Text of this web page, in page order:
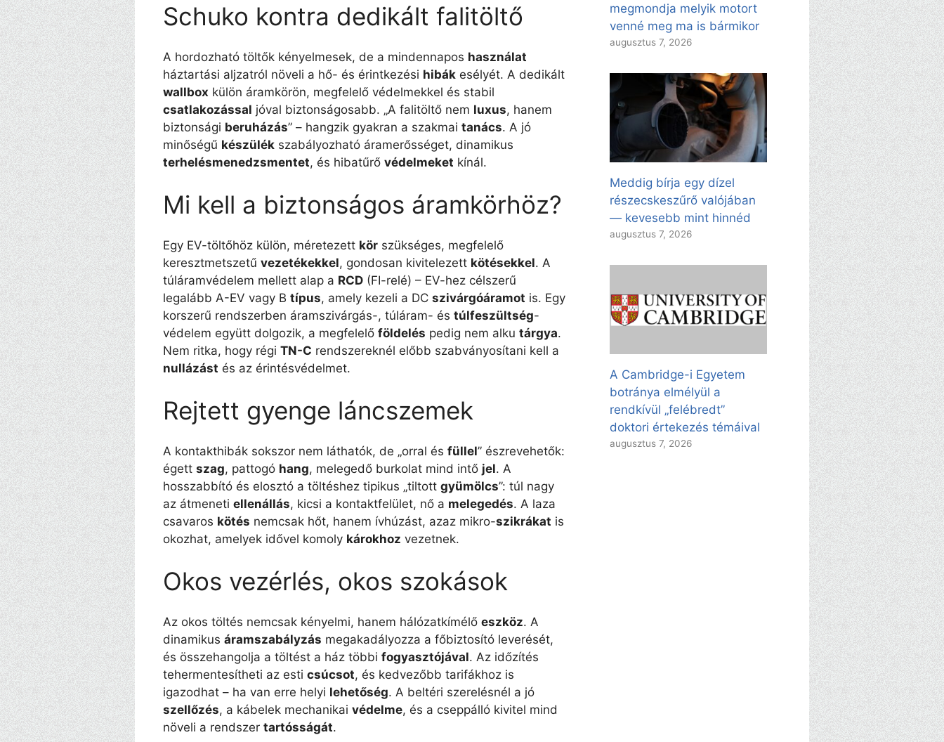
Schuko kontra dedikált falitöltő
A hordozható töltők kényelmesek, de a mindennapos használat
háztartási aljzatról növeli a hő- és érintkezési hibák esélyét. A dedikált
wallbox külön áramkörön, megfelelő védelmekkel és stabil
csatlakozással jóval biztonságosabb. „A falitöltő nem luxus, hanem
biztonsági beruházás” – hangzik gyakran a szakmai tanács. A jó
minőségű készülék szabályozható áramerősséget, dinamikus
terhelésmenedzsmentet, és hibatűrő védelmeket kínál.
Mi kell a biztonságos áramkörhöz?
Egy EV-töltőhöz külön, méretezett kör szükséges, megfelelő
keresztmetszetű vezetékekkel, gondosan kivitelezett kötésekkel. A
túláramvédelem mellett alap a RCD (FI-relé) – EV-hez célszerű
legalább A-EV vagy B típus, amely kezeli a DC szivárgóáramot is. Egy
korszerű rendszerben áramszivárgás-, túláram- és túlfeszültség-
védelem együtt dolgozik, a megfelelő földelés pedig nem alku tárgya.
Nem ritka, hogy régi TN-C rendszereknél előbb szabványosítani kell a
nullázást és az érintésvédelmet.
Rejtett gyenge láncszemek
A kontakthibák sokszor nem láthatók, de „orral és füllel” észrevehetők:
égett szag, pattogó hang, melegedő burkolat mind intő jel. A
hosszabbító és elosztó a töltéshez tipikus „tiltott gyümölcs”: túl nagy
az átmeneti ellenállás, kicsi a kontaktfelület, nő a melegedés. A laza
csavaros kötés nemcsak hőt, hanem ívhúzást, azaz mikro-szikrákat is
okozhat, amelyek idővel komoly károkhoz vezetnek.
Okos vezérlés, okos szokások
Az okos töltés nemcsak kényelmi, hanem hálózatkímélő eszköz. A
dinamikus áramszabályzás megakadályozza a főbiztosító leverését,
és összehangolja a töltést a ház többi fogyasztójával. Az időzítés
tehermentesítheti az esti csúcsot, és kedvezőbb tarifákhoz is
igazodhat – ha van erre helyi lehetőség. A beltéri szerelésnél a jó
szellőzés, a kábelek mechanikai védelme, és a cseppálló kivitel mind
növeli a rendszer tartósságát.
megmondja melyik motort
venné meg ma is bármikor
augusztus 7, 2026
Meddig bírja egy dízel
részecskeszűrő valójában
— kevesebb mint hinnéd
augusztus 7, 2026
A Cambridge-i Egyetem
botránya elmélyül a
rendkívül „felébredt”
doktori értekezés témáival
augusztus 7, 2026